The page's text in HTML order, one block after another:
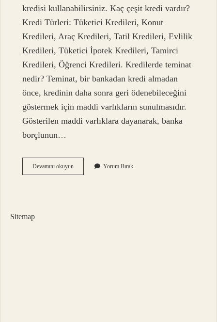
kredisi kullanabilirsiniz. Kaç çeşit kredi vardır?
Kredi Türleri: Tüketici Kredileri, Konut
Kredileri, Araç Kredileri, Tatil Kredileri, Evlilik
Kredileri, Tüketici İpotek Kredileri, Tamirci
Kredileri, Öğrenci Kredileri. Kredilerde teminat
nedir? Teminat, bir bankadan kredi almadan
önce, kredinin daha sonra geri ödenebileceğini
göstermek için maddi varlıkların sunulmasıdır.
Gösterilen maddi varlıklara dayanarak, banka
borçlunun…
Devamını okuyunTeminatsız
Krediler
Yorum Bırak
Sitemap